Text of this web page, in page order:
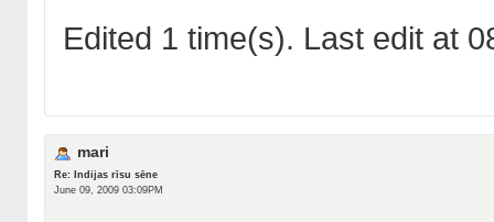
Edited 1 time(s). Last edit at
mari
Re: Indijas rīsu sēne
June 09, 2009 03:09PM